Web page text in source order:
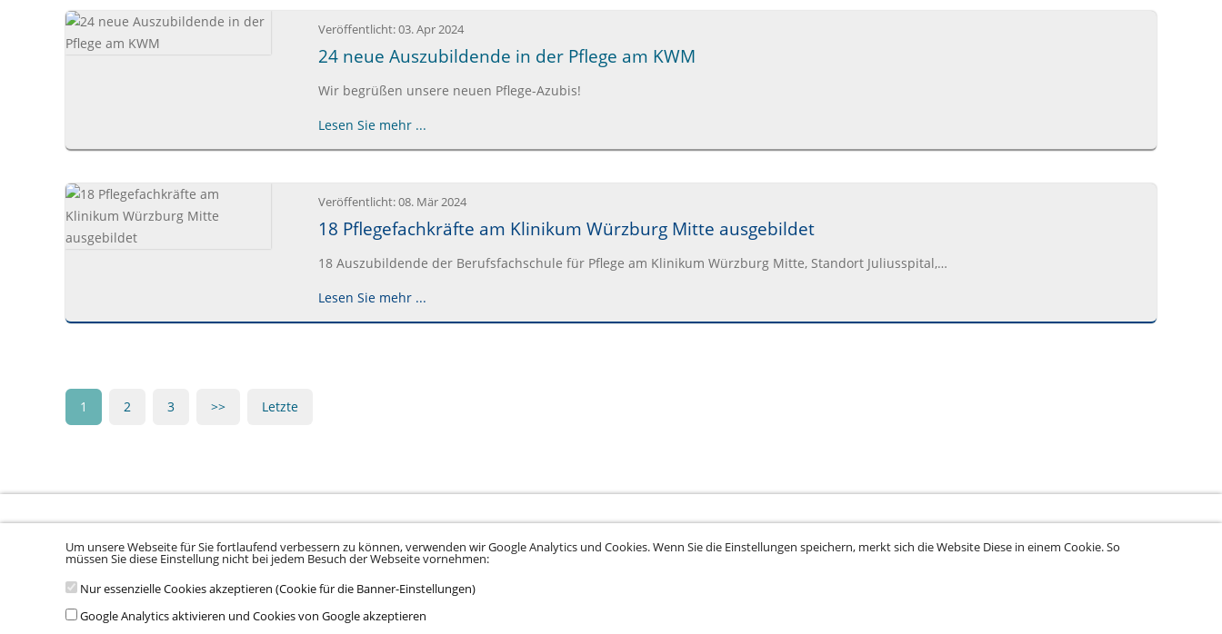
Veröffentlicht:03. Apr 2024
24 neue Auszubildende in der Pflege am KWM
Wir begrüßen unsere neuen Pflege-Azubis!
Lesen Sie mehr ...
Veröffentlicht:08. Mär 2024
18 Pflegefachkräfte am Klinikum Würzburg Mitte ausgebildet
18 Auszubildende der Berufsfachschule für Pflege am Klinikum Würzburg Mitte, Standort Juliusspital,…
Lesen Sie mehr ...
1 2 3 >> Letzte
Sitemap laden ...
Um unsere Webseite für Sie fortlaufend verbessern zu können, verwenden wir Google Analytics und Cookies. Wenn Sie die Einstellungen speichern, merkt sich die Website Diese in einem Cookie. So
müssen Sie diese Einstellung nicht bei jedem Besuch der Webseite vornehmen:
Nur essenzielle Cookies akzeptieren (Cookie für die Banner-Einstellungen)
Google Analytics aktivieren und Cookies von Google akzeptieren